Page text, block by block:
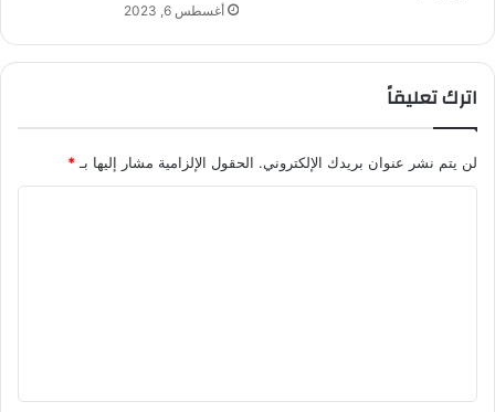
أغسطس 6, 2023
اترك تعليقاً
لن يتم نشر عنوان بريدك الإلكتروني. الحقول الإلزامية مشار إليها بـ*
ق